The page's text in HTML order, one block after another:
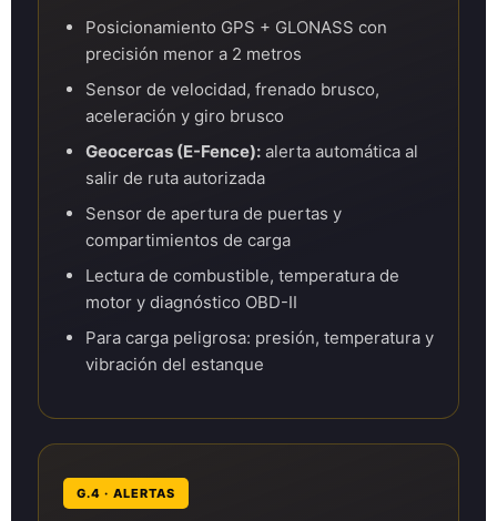
Posicionamiento GPS + GLONASS con
precisión menor a 2 metros
Sensor de velocidad, frenado brusco,
aceleración y giro brusco
Geocercas (E-Fence): alerta automática al
salir de ruta autorizada
Sensor de apertura de puertas y
compartimientos de carga
Lectura de combustible, temperatura de
motor y diagnóstico OBD-II
Para carga peligrosa: presión, temperatura y
vibración del estanque
G.4 · ALERTAS